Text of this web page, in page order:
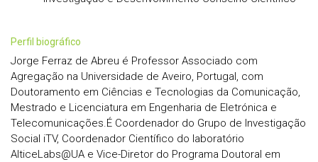
perfil biográfico
Jorge Ferraz de Abreu é Professor Associado com
Agregação na Universidade de Aveiro, Portugal, com
Doutoramento em Ciências e Tecnologias da Comunicação,
Mestrado e Licenciatura em Engenharia de Eletrónica e
Telecomunicações.É Coordenador do Grupo de Investigação
Social iTV, Coordenador Científico do laboratório
AlticeLabs@UA e Vice-Diretor do Programa Doutoral em